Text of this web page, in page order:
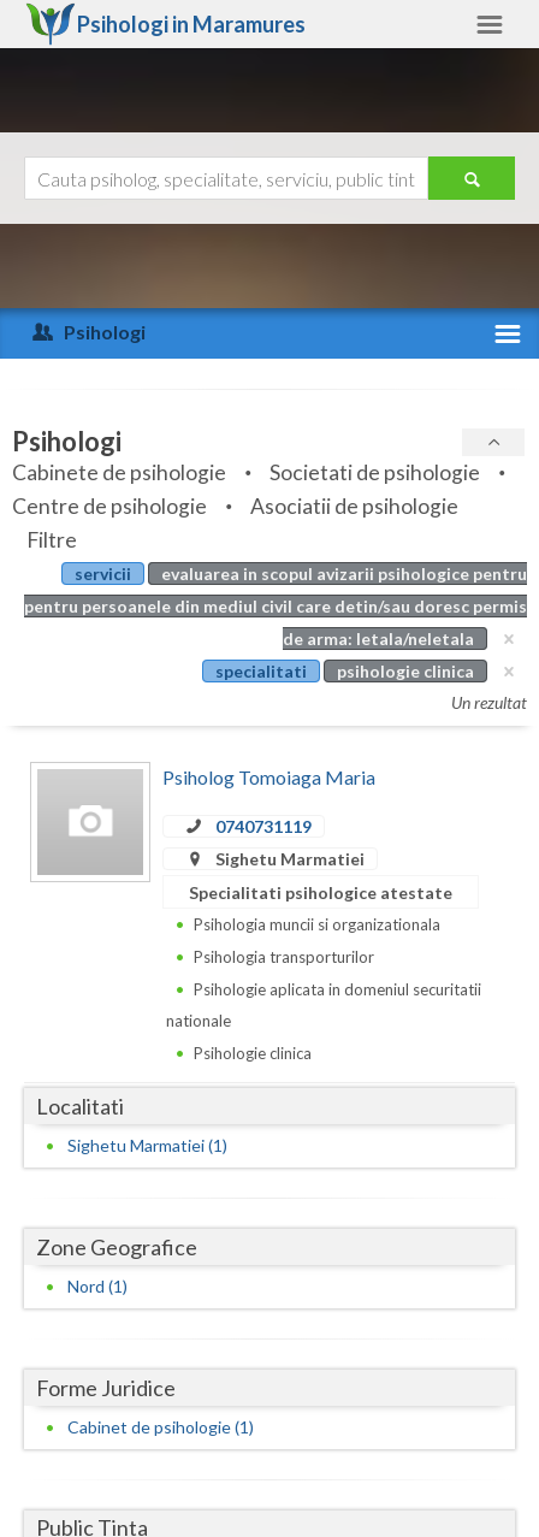
Psihologi in Maramures
Arad
Arges
Bihor
Bistrita-Nasaud
Botosani
Braila
Caras-Severin
Dolj
Galati
Gorj
Harghita
Ialomita
Iasi
Maramures
Ajutor
Psihologi
Specialitati
Servicii
Articole
Evenimente
Psihologi
Cabinete de psihologie
Societati de psihologie
Centre de psihologie
Asociatii de psihologie
Filtre
servicii
evaluarea in scopul avizarii psihologice pentru
pentru persoanele din mediul civil care detin/sau doresc permis
de arma: letala/neletala
specialitati
psihologie clinica
Un rezultat
Psiholog Tomoiaga Maria
0740731119
Sighetu Marmatiei
Specialitati psihologice atestate
Psihologia muncii si organizationala
Psihologia transporturilor
Psihologie aplicata in domeniul securitatii
nationale
Psihologie clinica
Localitati
Sighetu Marmatiei (1)
Zone Geografice
Nord (1)
Forme Juridice
Cabinet de psihologie (1)
Public Tinta